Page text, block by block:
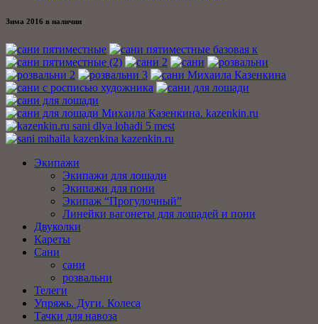
Зима 2016 в наличии
Экипажи
Экипажи для лошади
Экипажи для пони
Экипаж “Прогулочный”
Линейки вагонеты для лошадей и пони
Двуколки
Кареты
Сани
сани
розвальни
Телеги
Упряжь. Дуги. Колеса
Тачки для навоза